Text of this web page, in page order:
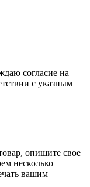
согласие на
с указным
опишите свое
несколько
вашим